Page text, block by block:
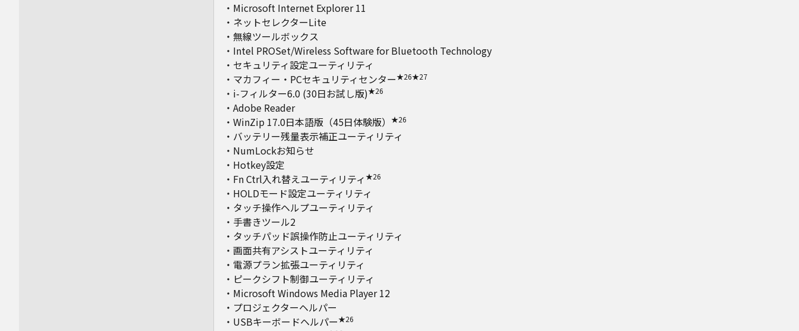
・Microsoft Internet Explorer 11
・ネットセレクターLite
・無線ツールボックス
・Intel PROSet/Wireless Software for Bluetooth Technology
・セキュリティ設定ユーティリティ
・マカフィー・PCセキュリティセンター★26★27
・i-フィルター6.0 (30日お試し版)★26
・Adobe Reader
・WinZip 17.0日本語版（45日体験版）
★26
・バッテリー残量表示補正ユーティリティ
・NumLockお知らせ
・Hotkey設定
・Fn Ctrl入れ替えユーティリティ★26
・HOLDモード設定ユーティリティ
・タッチ操作ヘルプユーティリティ
・手書きツール2
・タッチパッド誤操作防止ユーティリティ
・画面共有アシストユーティリティ
・電源プラン拡張ユーティリティ
・ピークシフト制御ユーティリティ
・Microsoft Windows Media Player 12
・プロジェクターヘルパー
・USBキーボードヘルパー★26